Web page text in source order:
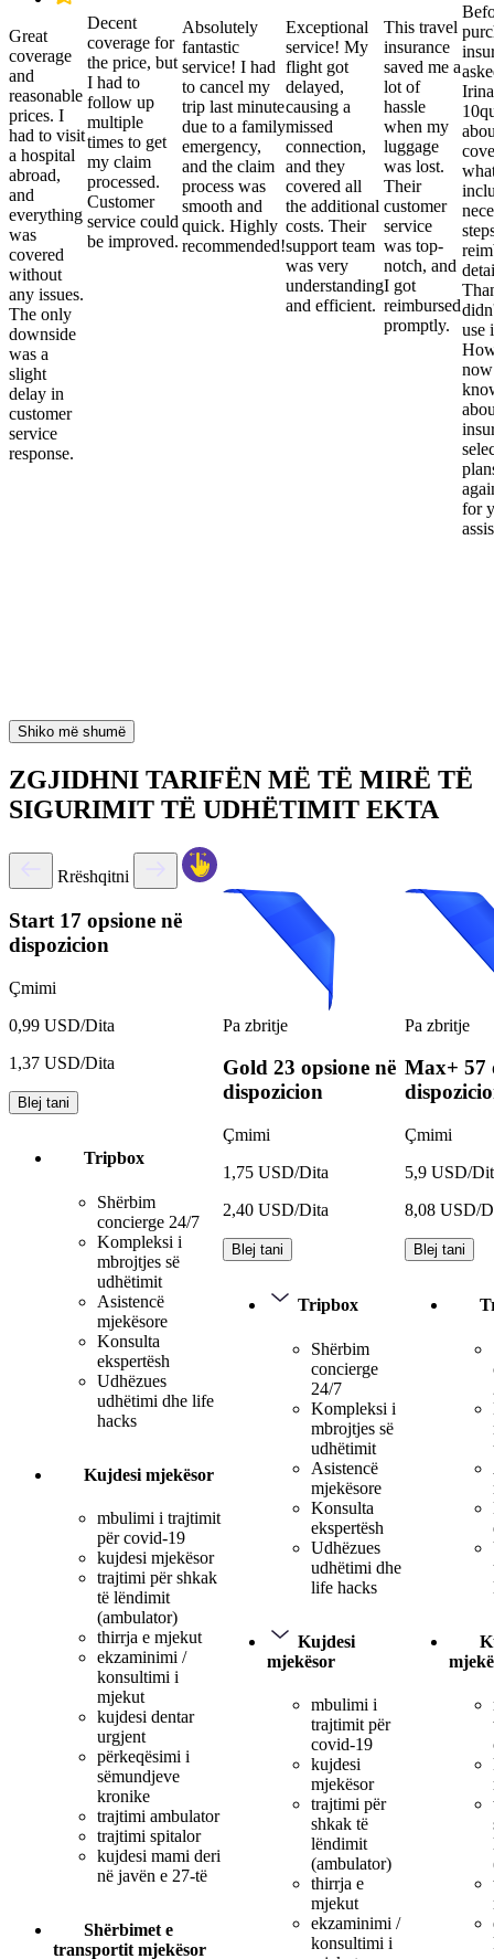
Great
coverage
and
reasonable
prices. I
had to visit
a hospital
abroad,
and
everything
was
covered
without
any issues.
The only
downside
was a
slight
delay in
customer
service
response.
Decent
coverage for
the price, but
I had to
follow up
multiple
times to get
my claim
processed.
Customer
service could
be improved.
Absolutely
fantastic
service! I had
to cancel my
trip last minute
due to a family
emergency,
and the claim
process was
smooth and
quick. Highly
recommended!
Exceptional
service! My
flight got
delayed,
causing a
missed
connection,
and they
covered all
the additional
costs. Their
support team
was very
understanding
and efficient.
This travel
insurance
saved me a
lot of
hassle
when my
luggage
was lost.
Their
customer
service
was top-
notch, and
I got
reimbursed
promptly.
use
for
Shiko më shumë
ZGJIDHNI TARIFËN MË TË MIRË TË
SIGURIMIT TË UDHËTIMIT EKTA
Rrëshqitni
Start 17 opsione në
dispozicion
Çmimi
0,99 USD/Dita
1,37 USD/Dita
Blej tani
Tripbox
Shërbim
concierge 24/7
Kompleksi i
mbrojtjes së
udhëtimit
Asistencë
mjekësore
Konsulta
ekspertësh
Udhëzues
udhëtimi dhe life
hacks
Kujdesi mjekësor
mbulimi i trajtimit
për covid-19
kujdesi mjekësor
trajtimi për shkak
të lëndimit
(ambulator)
thirrja e mjekut
ekzaminimi /
konsultimi i
mjekut
kujdesi dentar
urgjent
përkeqësimi i
sëmundjeve
kronike
trajtimi ambulator
trajtimi spitalor
kujdesi mami deri
në javën e 27-të
Shërbimet e
transportit mjekësor
Pa zbritje
Gold 23 opsione në
dispozicion
Çmimi
1,75 USD/Dita
2,40 USD/Dita
Blej tani
Tripbox
Shërbim
concierge
24/7
Kompleksi i
mbrojtjes së
udhëtimit
Asistencë
mjekësore
Konsulta
ekspertësh
Udhëzues
udhëtimi dhe
life hacks
Kujdesi
mjekësor
mbulimi i
trajtimit për
covid-19
kujdesi
mjekësor
trajtimi për
shkak të
lëndimit
(ambulator)
thirrja e
mjekut
ekzaminimi /
konsultimi i
Pa zbritje
Max+ 57
Çmimi
5,9 USD/
8,08 USD/
Blej tani